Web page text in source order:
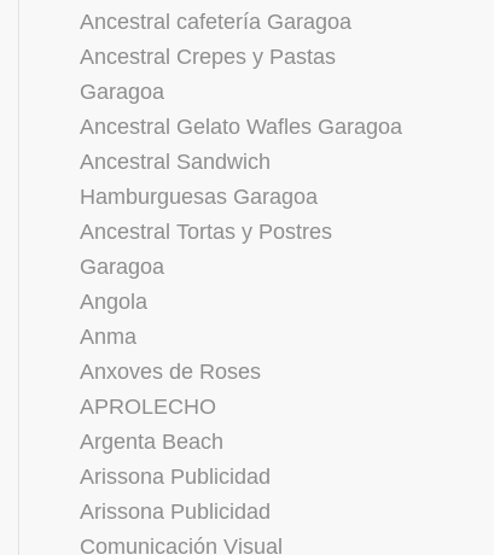
Ancestral cafetería Garagoa
Ancestral Crepes y Pastas
Garagoa
Ancestral Gelato Wafles Garagoa
Ancestral Sandwich
Hamburguesas Garagoa
Ancestral Tortas y Postres
Garagoa
Angola
Anma
Anxoves de Roses
APROLECHO
Argenta Beach
Arissona Publicidad
Arissona Publicidad
Comunicación Visual